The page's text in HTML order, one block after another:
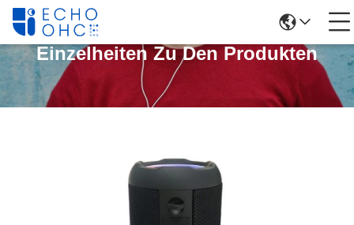
Einzelheiten Zu Den Produkten